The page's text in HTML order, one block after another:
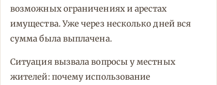
возможных ограничениях и арестах
имущества. Уже через несколько дней вся
сумма была выплачена.
Ситуация вызвала вопросы у местных
жителей: почему использование